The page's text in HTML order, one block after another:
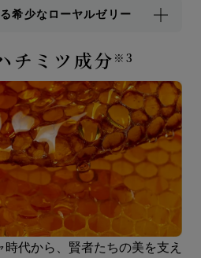
希少なローヤルゼリー
チミツ成分 ※3
代から、賢者たちの美を支え